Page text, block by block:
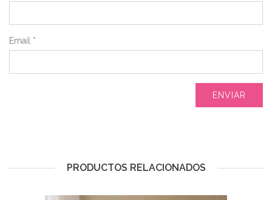
Email *
PRODUCTOS RELACIONADOS